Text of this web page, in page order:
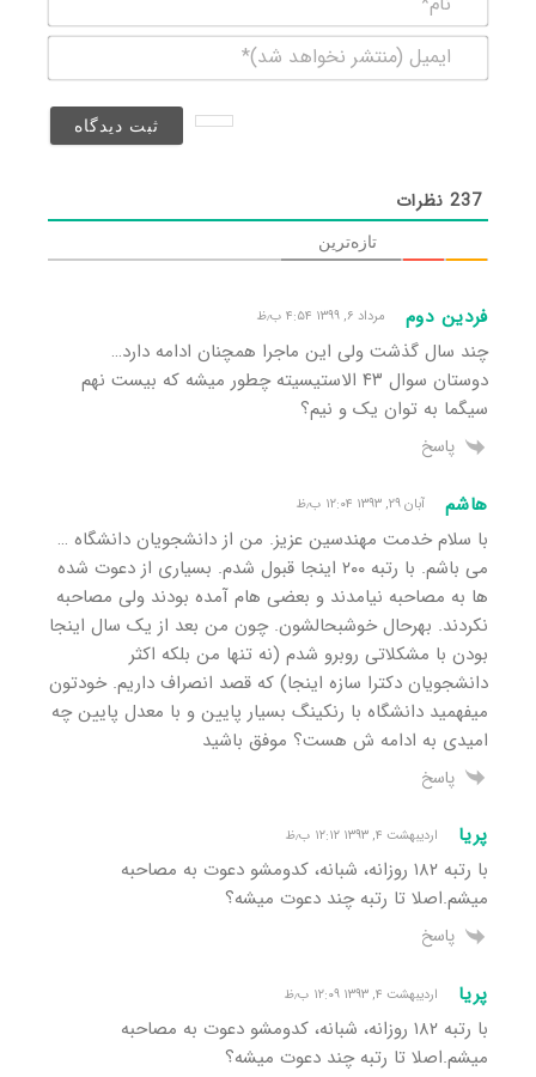
(منتشر
237نظرات
تازه‌ترین
فردین دوم مرداد ۶, ۱۳۹۹ ۴:۵۴ ب٫ظ
چند سال گذشت ولی این ماجرا همچنان ادامه دارد…
دوستان سوال ۴۳ الاستیسیته چطور میشه که بیست نهم
سیگما به توان یک و نیم؟
پاسخ
هاشم آبان ۲۹, ۱۳۹۳ ۱۲:۰۴ ب٫ظ
با سلام خدمت مهندسین عزیز. من از دانشجویان دانشگاه …
می باشم. با رتبه ۲۰۰ اینجا قبول شدم. بسیاری از دعوت شده
ها به مصاحبه نیامدند و بعضی هام آمده بودند ولی مصاحبه
نکردند. بهرحال خوشبحالشون. چون من بعد از یک سال اینجا
بودن با مشکلاتی روبرو شدم (نه تنها من بلکه اکثر
دانشجویان دکترا سازه اینجا) که قصد انصراف داریم. خودتون
میفهمید دانشگاه با رنکینگ بسیار پایین و با معدل پایین چه
امیدی به ادامه ش هست؟ موفق باشید
پاسخ
پریا اردیبهشت ۴, ۱۳۹۳ ۱۲:۱۲ ب٫ظ
با رتبه ۱۸۲ روزانه، شبانه، کدومشو دعوت به مصاحبه
میشم.اصلا تا رتبه چند دعوت میشه؟
پاسخ
پریا اردیبهشت ۴, ۱۳۹۳ ۱۲:۰۹ ب٫ظ
با رتبه ۱۸۲ روزانه، شبانه، کدومشو دعوت به مصاحبه
میشم.اصلا تا رتبه چند دعوت میشه؟